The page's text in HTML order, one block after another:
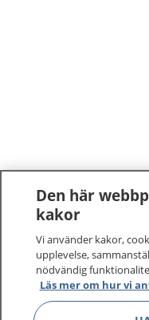
1177 –tryggt
På 1177.se får du
sjukdomar och vilka
Logga in för att läsa
vårdärenden. Ring
Den här
kakor
Vi använder kakor,
upplevelse,
nödvändig
Läs mer om hur vi